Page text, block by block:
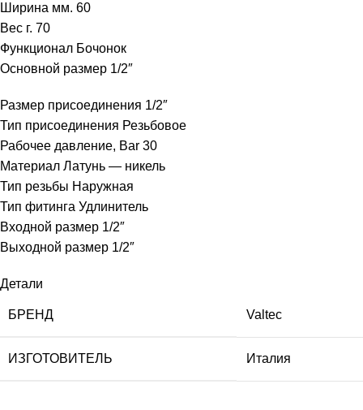
Ширина мм. 60
Вес г. 70
Функционал Бочонок
Основной размер 1/2″
Размер присоединения 1/2″
Тип присоединения Резьбовое
Рабочее давление, Bar 30
Материал Латунь — никель
Тип резьбы Наружная
Тип фитинга Удлинитель
Входной размер 1/2″
Выходной размер 1/2″
Детали
БРЕНД Valtec
ИЗГОТОВИТЕЛЬ Италия